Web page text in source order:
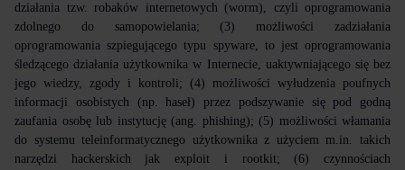
działania tzw. robaków internetowych (worm), czyli oprogramowania
zdolnego do samopowielania; (3) możliwości zadziałania
oprogramowania szpiegującego typu spyware, to jest oprogramowania
śledzącego działania użytkownika w Internecie, uaktywniającego się bez
jego wiedzy, zgody i kontroli; (4) możliwości wyłudzenia poufnych
informacji osobistych (np. haseł) przez podszywanie się pod godną
zaufania osobę lub instytucję (ang. phishing); (5) możliwości włamania
do systemu teleinformatycznego użytkownika z użyciem m.in. takich
narzędzi hackerskich jak exploit i rootkit; (6) czynnościach